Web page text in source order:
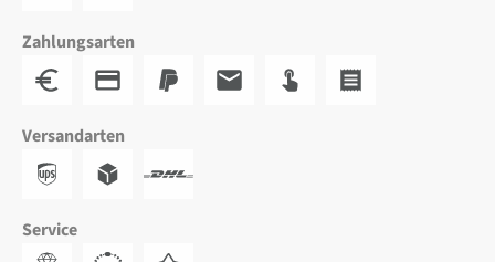
Zahlungsarten
Versandarten
Service